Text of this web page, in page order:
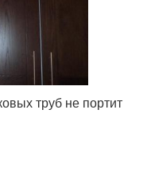
труб не портит